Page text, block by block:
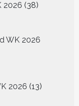
2026 38
producten
WK 2026
2026 13
producten